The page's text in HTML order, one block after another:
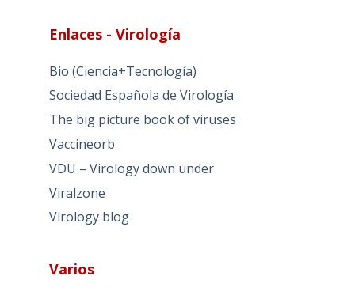
Enlaces - Virología
Bio (Ciencia+Tecnología)
Sociedad Española de Virología
The big picture book of viruses
Vaccineorb
VDU – Virology down under
Viralzone
Virology blog
Varios